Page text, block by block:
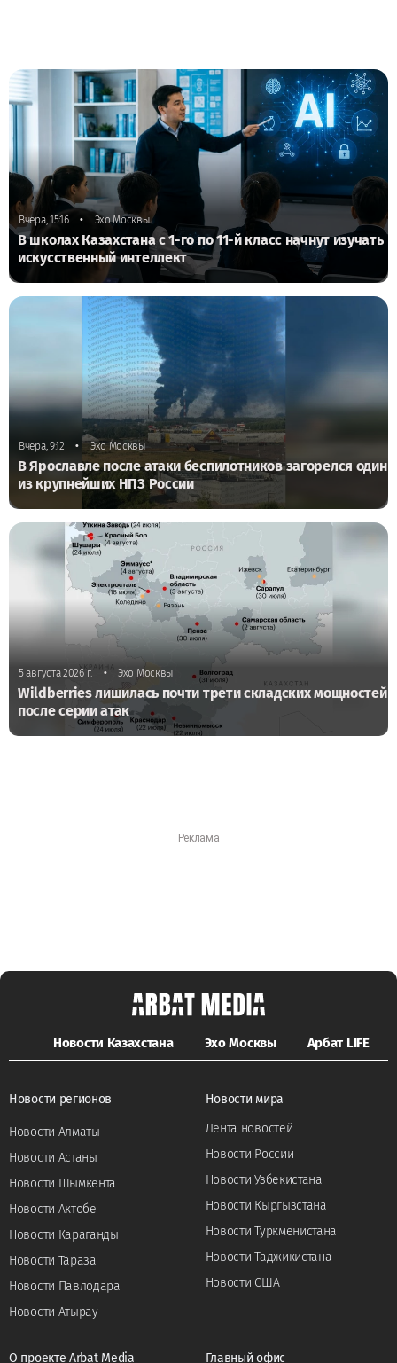
Вчера, 15:16 • Эхо Москвы
В школах Казахстана с 1-го по 11-й класс начнут изучать
искусственный интеллект
Вчера, 9:12 • Эхо Москвы
В Ярославле после атаки беспилотников загорелся один
из крупнейших НПЗ России
5 августа 2026 г. • Эхо Москвы
Wildberries лишилась почти трети складских мощностей
после серии атак
Новости Казахстана Эхо Москвы Арбат LIFE
Новости регионов
Новости Алматы
Новости Астаны
Новости Шымкента
Новости Актобе
Новости Караганды
Новости Тараза
Новости Павлодара
Новости Атырау
Новости мира
Лента новостей
Новости России
Новости Узбекистана
Новости Кыргызстана
Новости Туркменистана
Новости Таджикистана
Новости США
О проекте Arbat Media Главный офис